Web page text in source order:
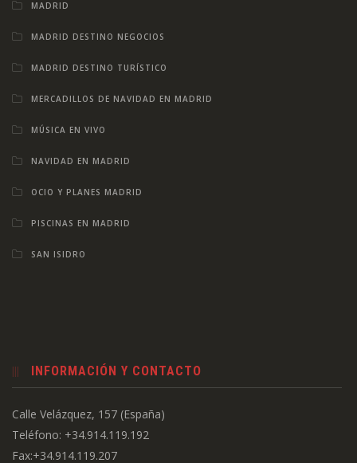
MADRID
MADRID DESTINO NEGOCIOS
MADRID DESTINO TURÍSTICO
MERCADILLOS DE NAVIDAD EN MADRID
MÚSICA EN VIVO
NAVIDAD EN MADRID
OCIO Y PLANES MADRID
PISCINAS EN MADRID
SAN ISIDRO
INFORMACIÓN Y CONTACTO
Calle Velázquez, 157 (España)
Teléfono: +34.914.119.192
Fax:+34.914.119.207